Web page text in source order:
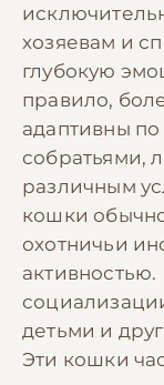
хозяевам и
глубокую
правило,
адаптивны
собратьями,
различным
кошки
охотничьи
детьми и
Эти кошки